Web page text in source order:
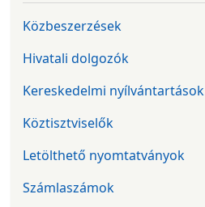
Közbeszerzések
Hivatali dolgozók
Kereskedelmi nyílvántartások
Köztisztviselők
Letölthető nyomtatványok
Számlaszámok